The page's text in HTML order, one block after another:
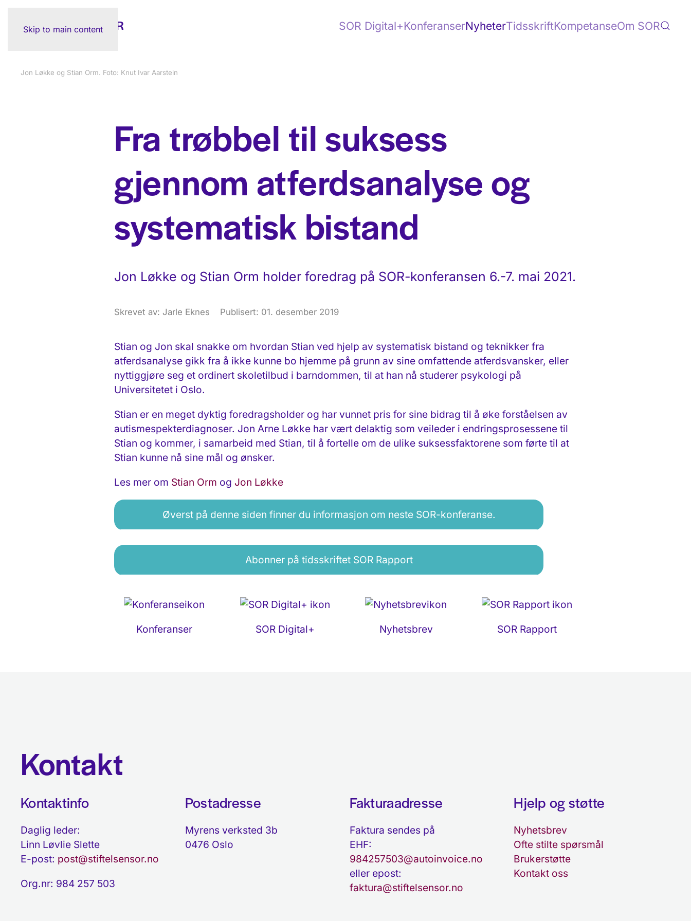
Skip to main content SOR Digital+KonferanserNyheterTidsskriftKompetanseOm SOR
Jon Løkke og Stian Orm. Foto: Knut Ivar Aarstein
Fra trøbbel til suksess
gjennom atferdsanalyse og
systematisk bistand
Jon Løkke og Stian Orm holder foredrag på SOR-konferansen 6.-7. mai 2021.
Skrevet av: Jarle Eknes Publisert: 01. desember 2019
Stian og Jon skal snakke om hvordan Stian ved hjelp av systematisk bistand og teknikker fra
atferdsanalyse gikk fra å ikke kunne bo hjemme på grunn av sine omfattende atferdsvansker, eller
nyttiggjøre seg et ordinert skoletilbud i barndommen, til at han nå studerer psykologi på
Universitetet i Oslo.
Stian er en meget dyktig foredragsholder og har vunnet pris for sine bidrag til å øke forståelsen av
autismespekterdiagnoser. Jon Arne Løkke har vært delaktig som veileder i endringsprosessene til
Stian og kommer, i samarbeid med Stian, til å fortelle om de ulike suksessfaktorene som førte til at
Stian kunne nå sine mål og ønsker.
Les mer om Stian Orm og Jon Løkke
Øverst på denne siden finner du informasjon om neste SOR-konferanse.
Abonner på tidsskriftet SOR Rapport
Konferanser SOR Digital+ Nyhetsbrev SOR Rapport
Kontakt
Kontaktinfo
Daglig leder:
Linn Løvlie Slette
E-post: post@stiftelsensor.no
Org.nr: 984 257 503
Postadresse
Myrens verksted 3b
0476 Oslo
Fakturaadresse
Faktura sendes på
EHF:
984257503@autoinvoice.no
eller epost:
faktura@stiftelsensor.no
Hjelp og støtte
Nyhetsbrev
Ofte stilte spørsmål
Brukerstøtte
Kontakt oss